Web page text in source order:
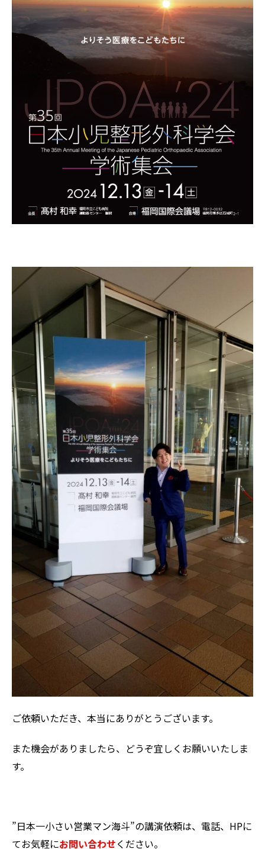
ご依頼いただき、本当にありがとうございます。
また機会がありましたら、どうぞ宜しくお願いいたしま
す。
”日本一小さい営業マン海斗”の講演依頼は、電話、HPに
てお気軽にお問い合わせください。